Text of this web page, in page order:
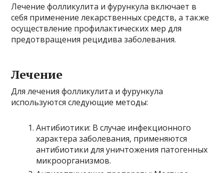
Лечение фолликулита и фурункула включает в
себя применение лекарственных средств, а также
осуществление профилактических мер для
предотвращения рецидива заболевания.
Лечение
Для лечения фолликулита и фурункула
используются следующие методы:
Антибиотики: В случае инфекционного
характера заболевания, применяются
антибиотики для уничтожения патогенных
микроорганизмов.